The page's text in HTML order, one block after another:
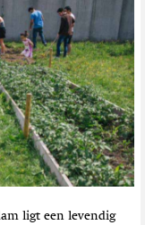
ligt een levendig